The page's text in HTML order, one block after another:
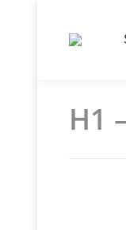
H1